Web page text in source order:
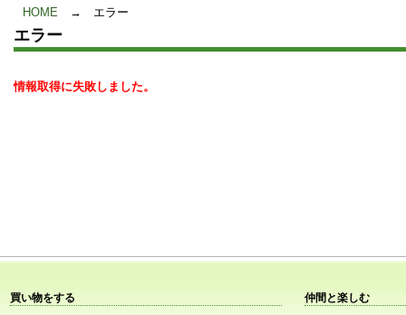
HOME → エラー
エラー
情報取得に失敗しました。
買い物をする
仲間と楽しむ